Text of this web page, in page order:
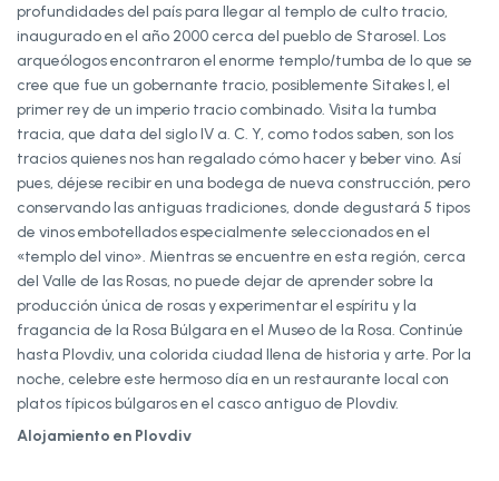
profundidades del país para llegar al templo de culto tracio,
inaugurado en el año 2000 cerca del pueblo de Starosel. Los
arqueólogos encontraron el enorme templo/tumba de lo que se
cree que fue un gobernante tracio, posiblemente Sitakes I, el
primer rey de un imperio tracio combinado. Visita la tumba
tracia, que data del siglo IV a. C. Y, como todos saben, son los
tracios quienes nos han regalado cómo hacer y beber vino. Así
pues, déjese recibir en una bodega de nueva construcción, pero
conservando las antiguas tradiciones, donde degustará 5 tipos
de vinos embotellados especialmente seleccionados en el
«templo del vino». Mientras se encuentre en esta región, cerca
del Valle de las Rosas, no puede dejar de aprender sobre la
producción única de rosas y experimentar el espíritu y la
fragancia de la Rosa Búlgara en el Museo de la Rosa. Continúe
hasta Plovdiv, una colorida ciudad llena de historia y arte. Por la
noche, celebre este hermoso día en un restaurante local con
platos típicos búlgaros en el casco antiguo de Plovdiv.
Alojamiento en Plovdiv